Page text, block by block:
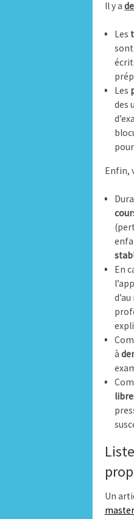
Il y a
Les
sont
Les
des
Enfin,
En
à
Un